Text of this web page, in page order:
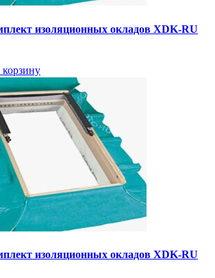
изоляционных окладов XDK-RU
изоляционных окладов XDK-RU